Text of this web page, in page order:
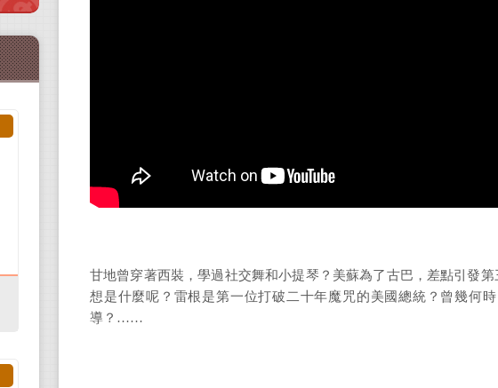
甘地曾穿著西裝，學過社交舞和小提琴？美蘇為了古巴，差點引發
想是什麼呢？雷根是第一位打破二十年魔咒的美國總統？曾幾何
導？……